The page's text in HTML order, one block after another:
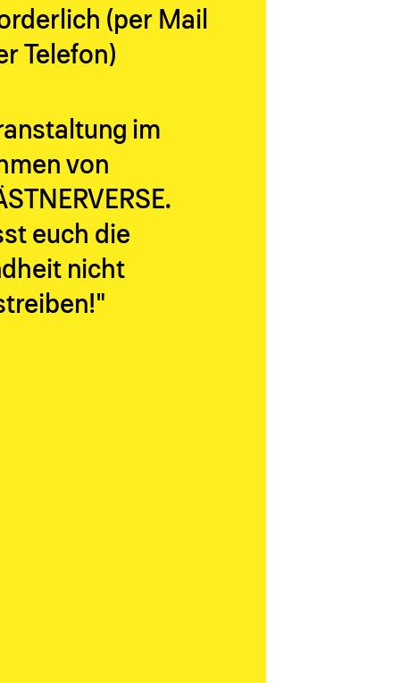
(per Mail
Telefon)
im
von
euch die
nicht